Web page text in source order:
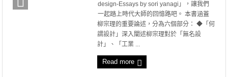
design-Essays by sori yanagi」，讓我們
一起踏上時代大師的回憶路吧。 本書涵蓋
柳宗理的重要論述，分為六個部分： ◆「何
謂設計」深入闡述柳宗理對於「無名設
計」、「工業 ...
Read more